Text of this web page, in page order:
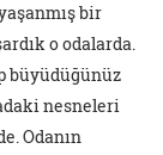
bir
o odalarda.
büyüdüğünüz
nesneleri
Odanın